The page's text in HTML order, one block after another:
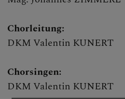
Chorleitung:
DKM Valentin KUNERT
Chorsingen:
DKM Valentin KUNERT